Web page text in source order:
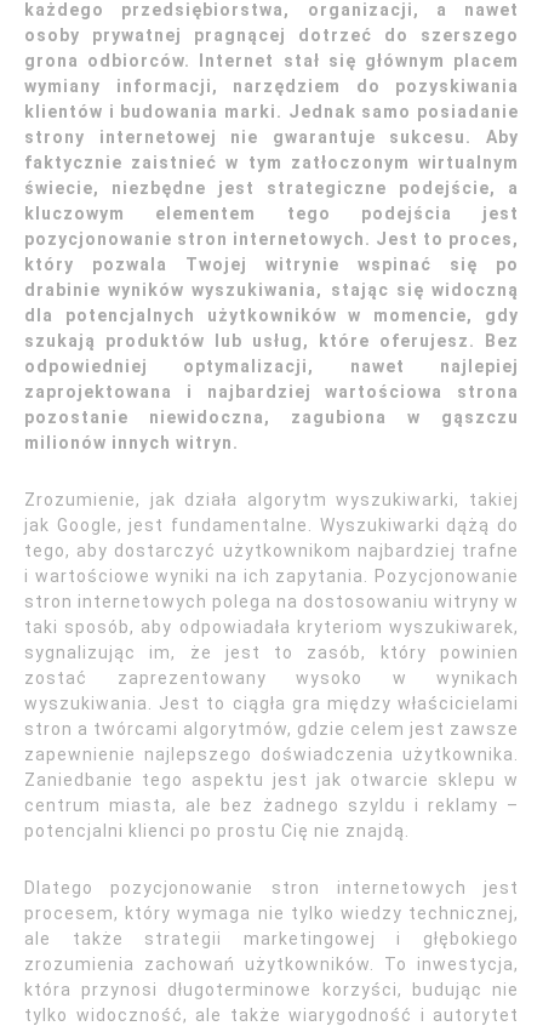
każdego przedsiębiorstwa, organizacji, a nawet
osoby prywatnej pragnącej dotrzeć do szerszego
grona odbiorców. Internet stał się głównym placem
wymiany informacji, narzędziem do pozyskiwania
klientów i budowania marki. Jednak samo posiadanie
strony internetowej nie gwarantuje sukcesu. Aby
faktycznie zaistnieć w tym zatłoczonym wirtualnym
świecie, niezbędne jest strategiczne podejście, a
kluczowym elementem tego podejścia jest
pozycjonowanie stron internetowych. Jest to proces,
który pozwala Twojej witrynie wspinać się po
drabinie wyników wyszukiwania, stając się widoczną
dla potencjalnych użytkowników w momencie, gdy
szukają produktów lub usług, które oferujesz. Bez
odpowiedniej optymalizacji, nawet najlepiej
zaprojektowana i najbardziej wartościowa strona
pozostanie niewidoczna, zagubiona w gąszczu
milionów innych witryn.
Zrozumienie, jak działa algorytm wyszukiwarki, takiej
jak Google, jest fundamentalne. Wyszukiwarki dążą do
tego, aby dostarczyć użytkownikom najbardziej trafne
i wartościowe wyniki na ich zapytania. Pozycjonowanie
stron internetowych polega na dostosowaniu witryny w
taki sposób, aby odpowiadała kryteriom wyszukiwarek,
sygnalizując im, że jest to zasób, który powinien
zostać zaprezentowany wysoko w wynikach
wyszukiwania. Jest to ciągła gra między właścicielami
stron a twórcami algorytmów, gdzie celem jest zawsze
zapewnienie najlepszego doświadczenia użytkownika.
Zaniedbanie tego aspektu jest jak otwarcie sklepu w
centrum miasta, ale bez żadnego szyldu i reklamy –
potencjalni klienci po prostu Cię nie znajdą.
Dlatego pozycjonowanie stron internetowych jest
procesem, który wymaga nie tylko wiedzy technicznej,
ale także strategii marketingowej i głębokiego
zrozumienia zachowań użytkowników. To inwestycja,
która przynosi długoterminowe korzyści, budując nie
tylko widoczność, ale także wiarygodność i autorytet